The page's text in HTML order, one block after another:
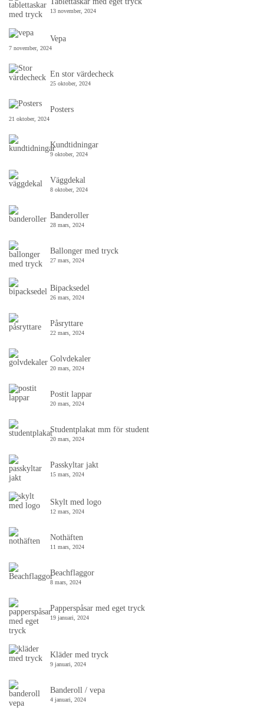
13 november, 2024
Vepa
7 november, 2024
En stor värdecheck
25 oktober, 2024
Posters
21 oktober, 2024
Kundtidningar
9 oktober, 2024
Väggdekal
8 oktober, 2024
Banderoller
28 mars, 2024
Ballonger med tryck
27 mars, 2024
Bipacksedel
26 mars, 2024
Påsryttare
22 mars, 2024
Golvdekaler
20 mars, 2024
Postit lappar
20 mars, 2024
Studentplakat mm för student
20 mars, 2024
Passkyltar jakt
15 mars, 2024
Skylt med logo
12 mars, 2024
Nothäften
11 mars, 2024
Beachflaggor
8 mars, 2024
Papperspåsar med eget tryck
19 januari, 2024
Kläder med tryck
9 januari, 2024
Banderoll / vepa
4 januari, 2024